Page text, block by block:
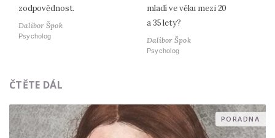
zodpovědnost.
Dalibor Špok
Psycholog
mladí ve věku mezi 20
a 35 lety?
Dalibor Špok
Psycholog
ČTĚTE DÁL
PORADNA